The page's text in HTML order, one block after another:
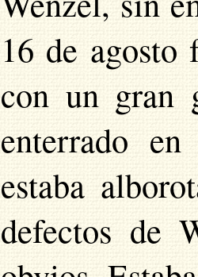
16 de
con un gran
enterrado
estaba
defectos de